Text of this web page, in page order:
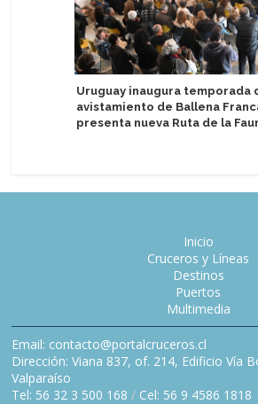
Uruguay inaugura temporada
avistamiento de Ballena
presenta nueva Ruta de la
Inicio
Cruceros y Líneas
Destinos
Puertos
Multimedia
Email: contacto@portalcruceros.cl
Dirección: Viana 837, of. 214, Edificio Vía
Valparaíso
Tel: 56 32 3 500 168 / Cel: 56 9 4586 1818